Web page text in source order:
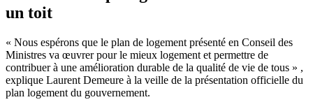
un toit
« Nous espérons que le plan de logement présenté en Conseil des
Ministres va œuvrer pour le mieux logement et permettre de
contribuer à une amélioration durable de la qualité de vie de tous » ,
explique Laurent Demeure à la veille de la présentation officielle du
plan logement du gouvernement.